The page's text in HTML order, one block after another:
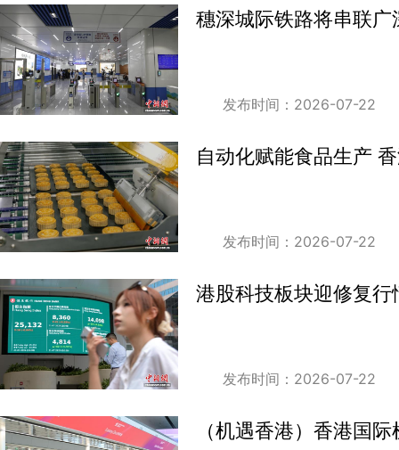
穗深城际铁路将串联广
发布时间：2026-07-22
自动化赋能食品生产
发布时间：2026-07-22
港股科技板块迎修复
发布时间：2026-07-22
（机遇香港）香港国